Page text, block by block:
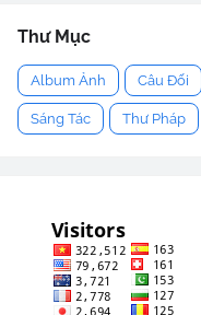
Thư Mục
Album Ảnh Câu Đối
Sáng Tác Thư Pháp